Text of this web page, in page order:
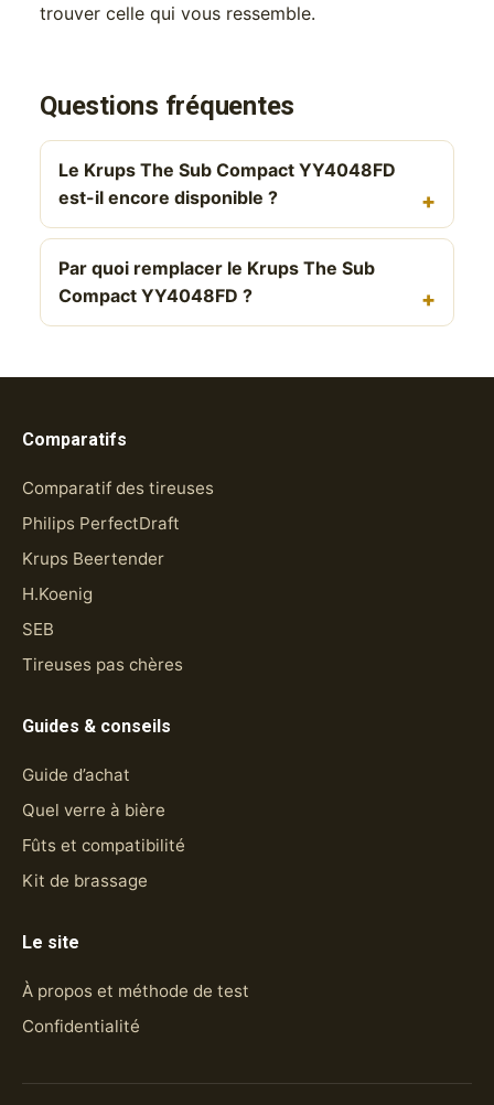
trouver celle qui vous ressemble.
Questions fréquentes
Le Krups The Sub Compact YY4048FD
est-il encore disponible ?
Par quoi remplacer le Krups The Sub
Compact YY4048FD ?
Comparatifs
Comparatif des tireuses
Philips PerfectDraft
Krups Beertender
H.Koenig
SEB
Tireuses pas chères
Guides & conseils
Guide d’achat
Quel verre à bière
Fûts et compatibilité
Kit de brassage
Le site
À propos et méthode de test
Confidentialité